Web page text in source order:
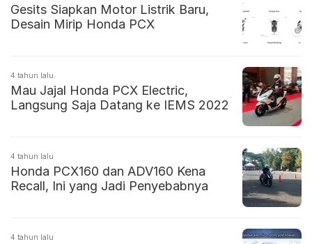
Gesits Siapkan Motor Listrik Baru,
Desain Mirip Honda PCX
4 tahun lalu
Mau Jajal Honda PCX Electric,
Langsung Saja Datang ke IEMS 2022
4 tahun lalu
Honda PCX160 dan ADV160 Kena
Recall, Ini yang Jadi Penyebabnya
4 tahun lalu